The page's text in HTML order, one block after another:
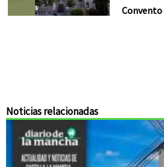
Convento
Noticias relacionadas